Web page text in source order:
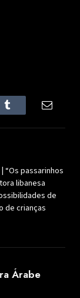
Tumblr Email
“Os passarinhos
libanesa
de
de crianças
Árabe